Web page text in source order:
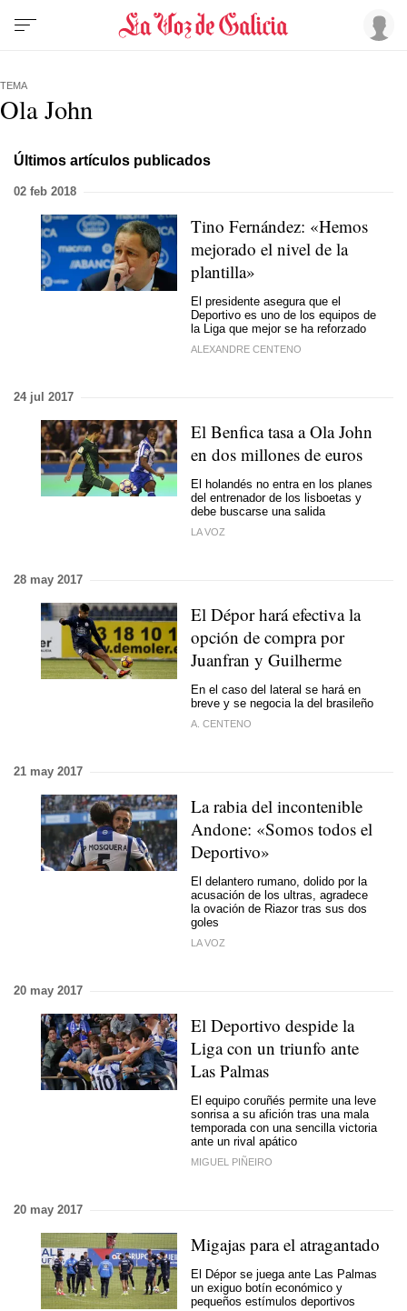
TEMA
Ola John
Últimos artículos publicados
02 feb 2018
Tino Fernández: «Hemos
mejorado el nivel de la
plantilla»
El presidente asegura que el
Deportivo es uno de los equipos de
la Liga que mejor se ha reforzado
ALEXANDRE CENTENO
24 jul 2017
El Benfica tasa a Ola John
en dos millones de euros
El holandés no entra en los planes
del entrenador de los lisboetas y
debe buscarse una salida
LA VOZ
28 may 2017
El Dépor hará efectiva la
opción de compra por
Juanfran y Guilherme
En el caso del lateral se hará en
breve y se negocia la del brasileño
A. CENTENO
21 may 2017
La rabia del incontenible
Andone: «Somos todos el
Deportivo»
El delantero rumano, dolido por la
acusación de los ultras, agradece
la ovación de Riazor tras sus dos
goles
LA VOZ
20 may 2017
El Deportivo despide la
Liga con un triunfo ante
Las Palmas
El equipo coruñés permite una leve
sonrisa a su afición tras una mala
temporada con una sencilla victoria
ante un rival apático
MIGUEL PIÑEIRO
20 may 2017
Migajas para el atragantado
El Dépor se juega ante Las Palmas
un exiguo botín económico y
pequeños estímulos deportivos